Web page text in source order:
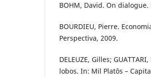
BOHM, David. On
BOURDIEU, Pierre.
Perspectiva, 2009.
DELEUZE, Gilles;
lobos. In: Mil Platôs –